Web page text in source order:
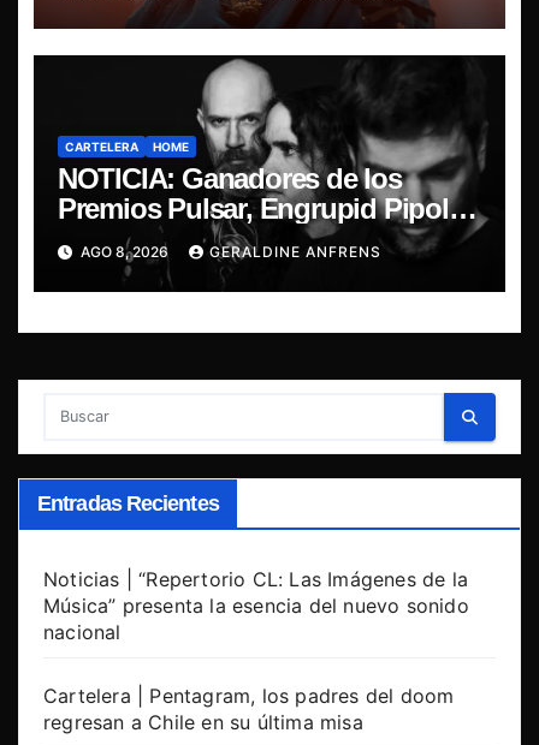
CARTELERA HOME
NOTICIA: Ganadores de los
Premios Pulsar, Engrupid Pipol
presentan show exclusivo.
AGO 8, 2026 GERALDINE ANFRENS
Entradas Recientes
Noticias | “Repertorio CL: Las Imágenes de la
Música” presenta la esencia del nuevo sonido
nacional
Cartelera | Pentagram, los padres del doom
regresan a Chile en su última misa